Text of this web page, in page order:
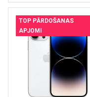
TOP PĀRDOŠANAS
APJOMI